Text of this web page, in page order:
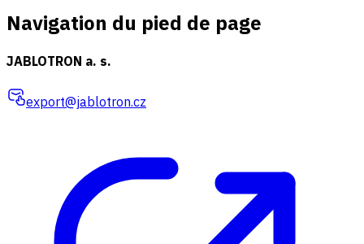
Navigation du pied de page
JABLOTRON a. s.
export@jablotron.cz